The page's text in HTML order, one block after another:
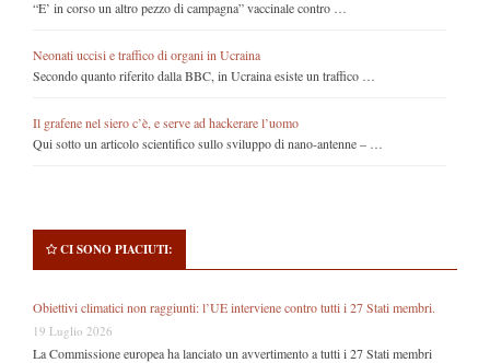
“E’ in corso un altro pezzo di campagna” vaccinale contro …
Neonati uccisi e traffico di organi in Ucraina
Secondo quanto riferito dalla BBC, in Ucraina esiste un traffico …
Il grafene nel siero c’è, e serve ad hackerare l’uomo
Qui sotto un articolo scientifico sullo sviluppo di nano-antenne – …
CI SONO PIACIUTI:
Obiettivi climatici non raggiunti: l’UE interviene contro tutti i 27 Stati membri.
19 Luglio 2026
La Commissione europea ha lanciato un avvertimento a tutti i 27 Stati membri